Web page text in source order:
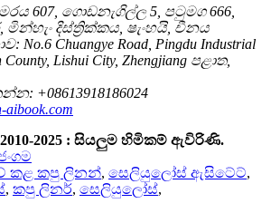
607, ගොඩනැගිල්ල 5, පටුමග 666,
මින්හැං දිස්ත්‍රික්කය, ෂැංහයි, චීනය
No.6 Chuangye Road, Pingdu Industrial
County, Lishui City, Zhengjiang පළාත,
+08613918186024
aibook.com
2025 : සියලුම හිමිකම් ඇවිරිණි.
කළ කපු ලිනන්, සෙලියුලෝස් ඇසිටේට්,
, කපු ලිනර්, සෙලියුලෝස්,